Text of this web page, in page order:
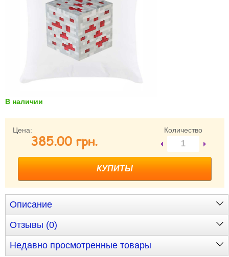
Запомнить меня
Забыли пароль?
Регистрация
В наличии
Цена:
385.00 грн.
Количество
Описание
Отзывы (0)
Недавно просмотренные товары